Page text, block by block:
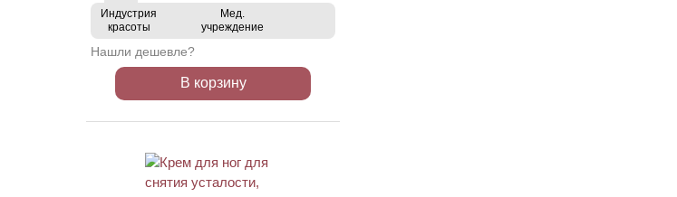
Индустрия
красоты
Мед.
учреждение
Нашли дешевле?
В корзину